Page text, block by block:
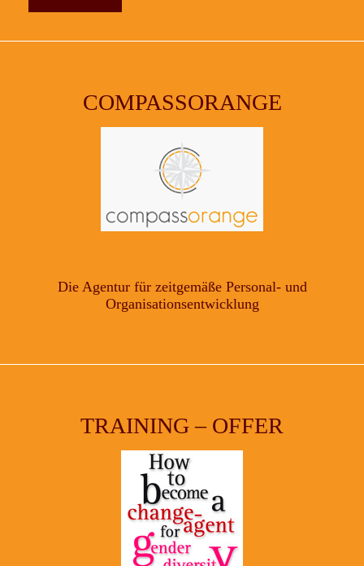
COMPASSORANGE
Die Agentur für zeitgemäße Personal- und
Organisationsentwicklung
TRAINING – OFFER